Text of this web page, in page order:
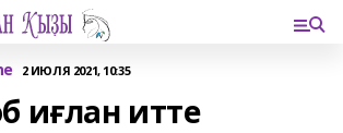
2 ИЮЛЯ 2021, 10:35
иғлан итте